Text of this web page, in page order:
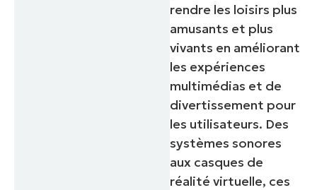
rendre les loisirs plus
amusants et plus
vivants en améliorant
les expériences
multimédias et de
divertissement pour
les utilisateurs. Des
systèmes sonores
aux casques de
réalité virtuelle, ces